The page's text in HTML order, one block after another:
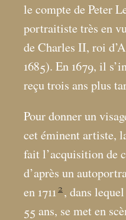
le compte de Peter
portraitiste très en
de Charles II, roi
1685). En 1679, il
reçu trois ans plus
Pour donner un
cet éminent artiste,
fait l’acquisition de
d’après un
en 1711 2 , dans
55 ans, se met en